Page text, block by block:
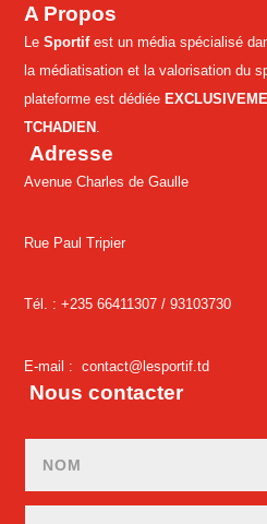
A Propos
LeSportifest un média spécialisé
la médiatisation et la valorisation du
plateforme est dédiée
TCHADIEN
Adresse
Avenue Charles de Gaulle
Rue Paul Tripier
Tél. : +235 66411307 /93103730
E-mail :contact@lesportif.td
Nous contacter